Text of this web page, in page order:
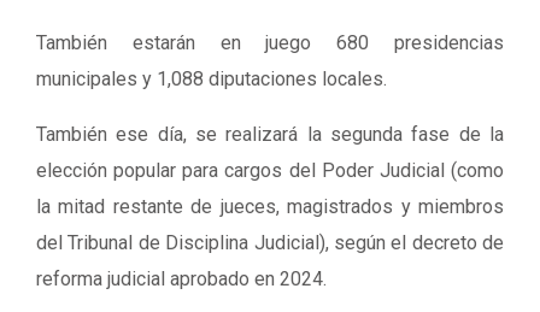
También estarán en juego 680 presidencias
municipales y 1,088 diputaciones locales.
También ese día, se realizará la segunda fase de la
elección popular para cargos del Poder Judicial (como
la mitad restante de jueces, magistrados y miembros
del Tribunal de Disciplina Judicial), según el decreto de
reforma judicial aprobado en 2024.